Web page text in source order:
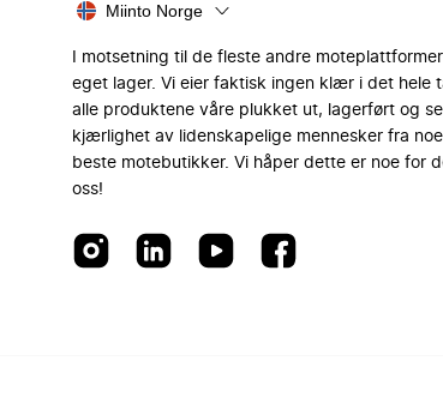
Miinto Norge
I motsetning til de fleste andre
eget lager. Vi eier faktisk ingen klær i det hele
alle produktene våre plukket ut, lagerført og
kjærlighet av lidenskapelige mennesker fra
beste motebutikker. Vi håper dette er noe for
oss!